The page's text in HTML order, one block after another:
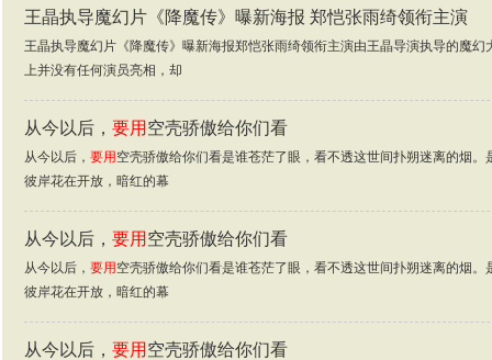
王晶执导魔幻片《降魔传》曝新海报 郑恺张雨绮领衔主演
王晶执导魔幻片《降魔传》曝新海报郑恺张雨绮领衔主演由王晶导演执导的魔
上并没有任何演员亮相，却
从今以后， 要用 空壳骄傲给你们看
从今以后， 要用 空壳骄傲给你们看是谁苍茫了眼，看不透这世间扑朔迷离的烟
彼岸花在开放，暗红的幕
从今以后， 要用 空壳骄傲给你们看
从今以后， 要用 空壳骄傲给你们看是谁苍茫了眼，看不透这世间扑朔迷离的烟
彼岸花在开放，暗红的幕
从今以后， 要用 空壳骄傲给你们看